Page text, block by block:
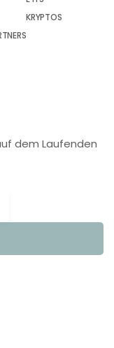
KRYPTOS
dem Laufenden